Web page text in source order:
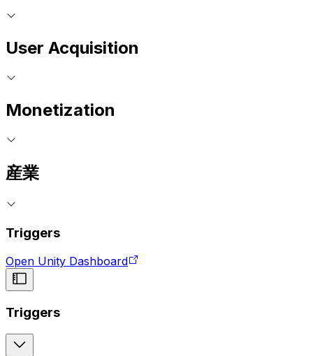
User Acquisition
Monetization
産業
Triggers
Open Unity Dashboard
Triggers